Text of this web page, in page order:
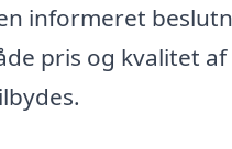
informeret
pris og kvalitet af